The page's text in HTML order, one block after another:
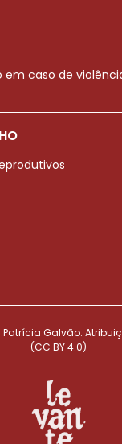
em caso de
Galvão.
(CC BY 4.0)